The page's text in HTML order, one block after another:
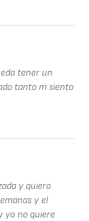
tener un
tanto m siento
y quiero
y el
yo no quiere